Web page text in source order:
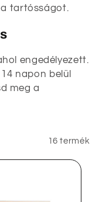
tartósságot.
engedélyezett.
napon belül
meg a
16 termék